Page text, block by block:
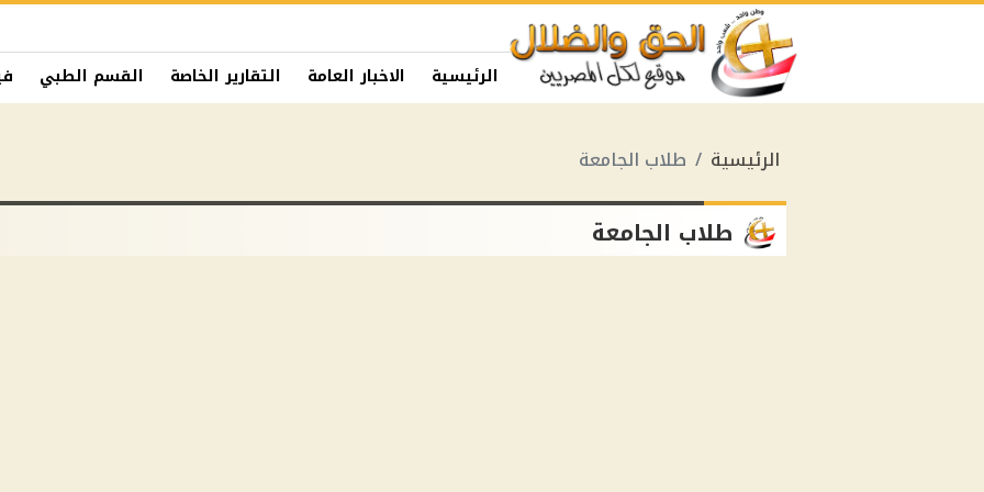
الرئيسية الاخبار العامة التقارير الخاصة القسم الطبي
الرئيسية طلاب الجامعة
طلاب الجامعة